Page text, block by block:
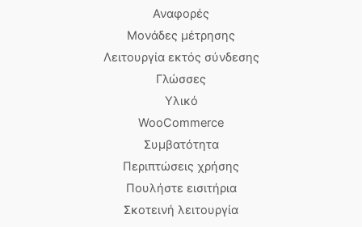
Αναφορές
Μονάδες μέτρησης
Λειτουργία εκτός σύνδεσης
Γλώσσες
Υλικό
WooCommerce
Συμβατότητα
Περιπτώσεις χρήσης
Πουλήστε εισιτήρια
Σκοτεινή λειτουργία